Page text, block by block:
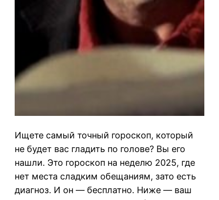
Ищете самый точный гороскоп, который
не будет вас гладить по голове? Вы его
нашли. Это гороскоп на неделю 2025, где
нет места сладким обещаниям, зато есть
диагноз. И он — бесплатно. Ниже — ваш